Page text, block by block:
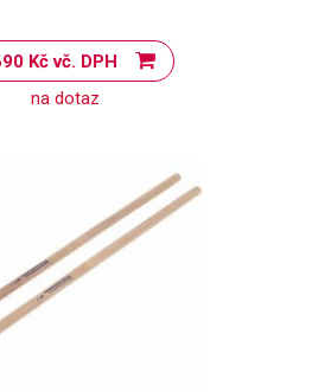
1 690 Kč vč. DPH
na dotaz